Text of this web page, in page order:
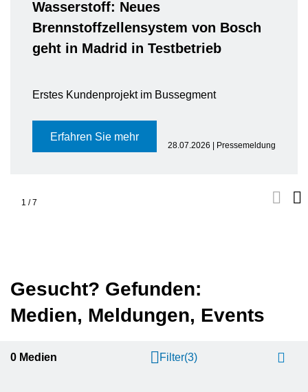
Wasserstoff: Neues
Brennstoffzellensystem von Bosch
geht in Madrid in Testbetrieb
Erstes Kundenprojekt im Bussegment
Erfahren Sie mehr
28.07.2026 | Pressemeldung
1 /7
Gesucht? Gefunden:
Medien, Meldungen, Events
0 Medien Filter(3)